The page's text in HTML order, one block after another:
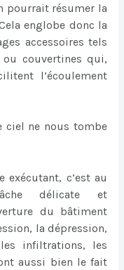
pourrait résumer la
englobe donc la
accessoires tels
couvertines qui,
l’écoulement
ciel ne nous tombe
c’est au
délicate et
du bâtiment
la dépression,
infiltrations, les
aussi bien le fait